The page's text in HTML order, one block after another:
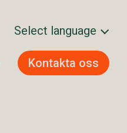
Select language
Svenska
Kontakta oss